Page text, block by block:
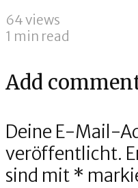
64 views
1 min read
Add
Deine E-Mail-
veröffentlicht.
sind mit *